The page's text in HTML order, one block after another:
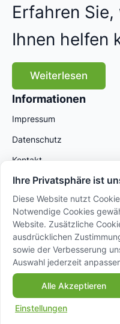
Erfahren Sie,
Ihnen helfen
Weiterlesen
Informationen
Impressum
Datenschutz
Kontakt
© 2025 AVANSA
Sidora AG
Ihre Privatsphäre ist
Diese Website nutzt
Notwendige Cookies
Website. Zusätzliche
ausdrücklichen
sowie der Verbesserung
Auswahl jederzeit
Alle Akzeptieren
Einstellungen